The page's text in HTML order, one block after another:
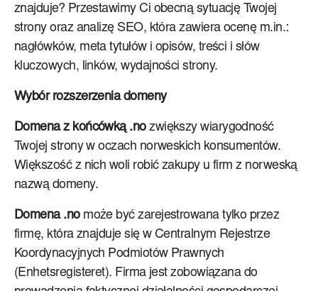
znajduje? Przestawimy Ci obecną sytuację Twojej
strony oraz analizę SEO, która zawiera ocenę m.in.:
nagłówków, meta tytułów i opisów, treści i słów
kluczowych, linków, wydajności strony.
Wybór rozszerzenia domeny
Domena z końcówką .nozwiększy wiarygodność
Twojej strony w oczach norweskich konsumentów.
Większość z nich woli robić zakupy u firm z norweską
nazwą domeny.
Domena .nomoże być zarejestrowana tylko przez
firmę, która znajduje się w Centralnym Rejestrze
Koordynacyjnych Podmiotów Prawnych
(Enhetsregisteret). Firma jest zobowiązana do